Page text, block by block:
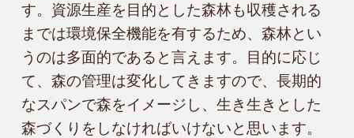
す。資源生産を目的とした森林も収穫される
までは環境保全機能を有するため、森林とい
うのは多面的であると言えます。目的に応じ
て、森の管理は変化してきますので、長期的
なスパンで森をイメージし、生き生きとした
森づくりをしなければいけないと思います。